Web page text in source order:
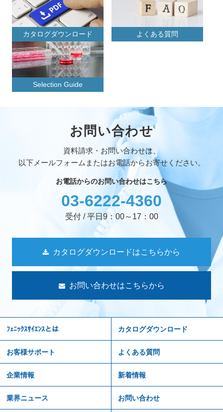
カタログダウンロード よくある質問
Selection Guide
お問い合わせ
資料請求・お問い合わせは、
以下メールフォームまたはお電話からお寄せください。
お電話からのお問い合わせはこちら
03-6222-4360
受付 / 平日9：00～17：00
カタログダウンロードはこちらから
お問い合わせはこちらから
ﾌｪﾆｯｸｽｻｲｴﾝｽとは カタログダウンロード
お客様サポート よくある質問
企業情報 新着情報
業界ニュース お問い合わせ